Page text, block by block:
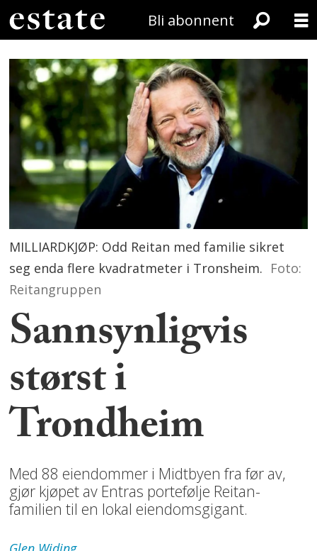
Bli abonnent
MILLIARDKJØP: Odd Reitan med familie sikret
seg enda flere kvadratmeter i Tronsheim. Foto:
Reitangruppen
Sannsynligvis
størst i
Trondheim
Med 88 eiendommer i Midtbyen fra før av,
gjør kjøpet av Entras portefølje Reitan-
familien til en lokal eiendomsgigant.